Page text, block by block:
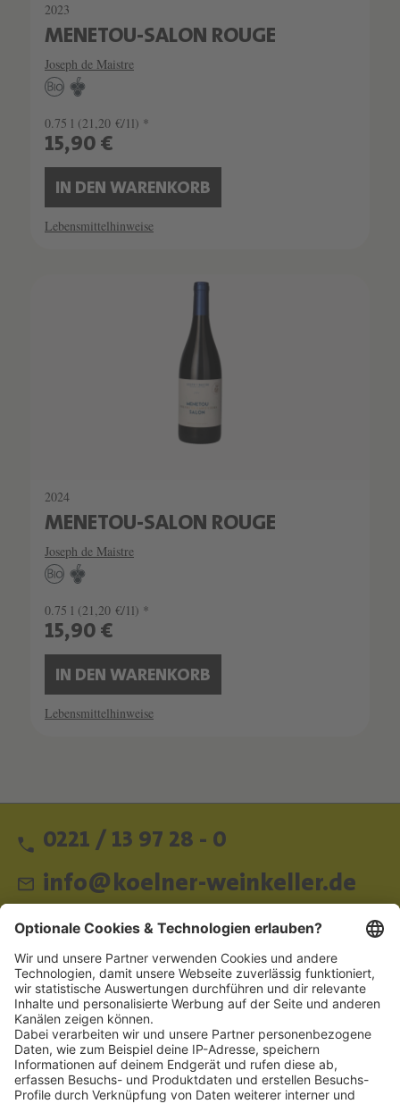
2023
MENETOU-SALON ROUGE
Joseph de Maistre
0.75 l (21,20 €/1l) *
15,90 €
IN DEN WARENKORB
Lebensmittelhinweise
2024
MENETOU-SALON ROUGE
Joseph de Maistre
0.75 l (21,20 €/1l) *
15,90 €
IN DEN WARENKORB
Lebensmittelhinweise
0221 / 13 97 28 - 0
info@koelner-weinkeller.de
Schnellzugriff
ZAHLUNGSMETHODEN
SOCIAL